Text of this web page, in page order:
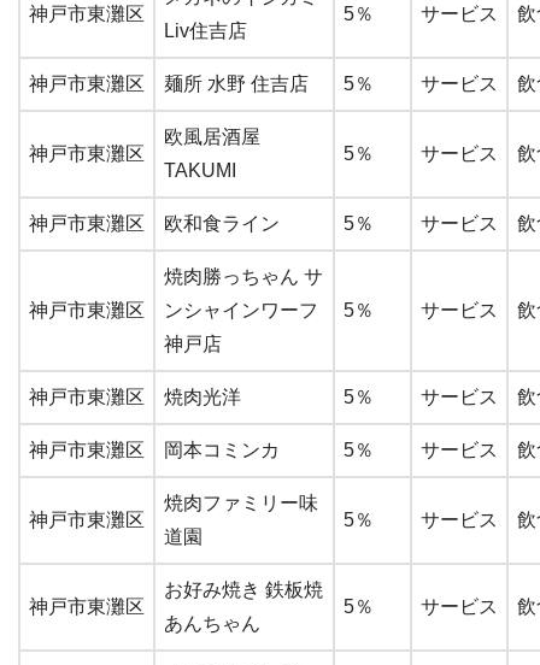
神戸市東灘区
Liv住吉店
5％ サービス 飲
神戸市東灘区 麺所 水野 住吉店 5％ サービス 飲
神戸市東灘区
欧風居酒屋
TAKUMI
5％ サービス 飲
神戸市東灘区 欧和食ライン 5％ サービス 飲
神戸市東灘区
焼肉勝っちゃん サ
ンシャインワーフ
神戸店
5％ サービス 飲
神戸市東灘区 焼肉光洋 5％ サービス 飲
神戸市東灘区 岡本コミンカ 5％ サービス 飲
神戸市東灘区
焼肉ファミリー味
道園
5％ サービス 飲
神戸市東灘区
お好み焼き 鉄板焼
あんちゃん
5％ サービス 飲